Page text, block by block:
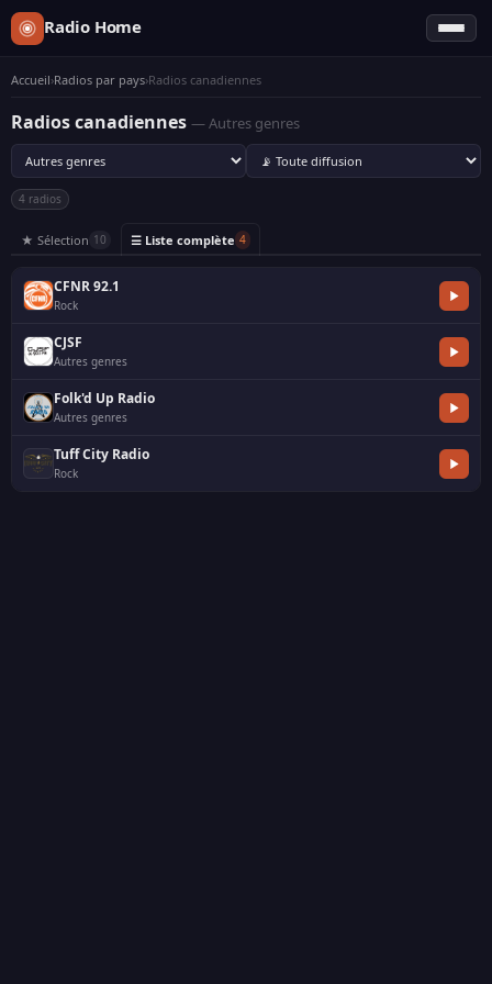
Radio Home
Accueil›Radios par pays›Radios canadiennes
Radios canadiennes — Autres genres
4 radios
★ Sélection 10 ☰ Liste complète 4
CFNR 92.1
Rock
CJSF
Autres genres
Folk'd Up Radio
Autres genres
Tuff City Radio
Rock